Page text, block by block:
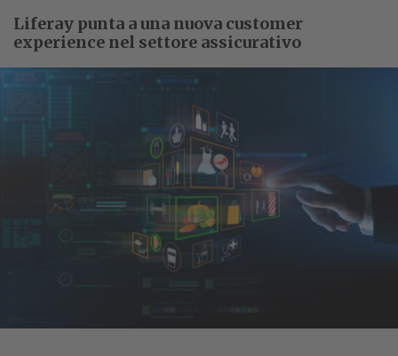
Liferay punta a una nuova customer
experience nel settore assicurativo